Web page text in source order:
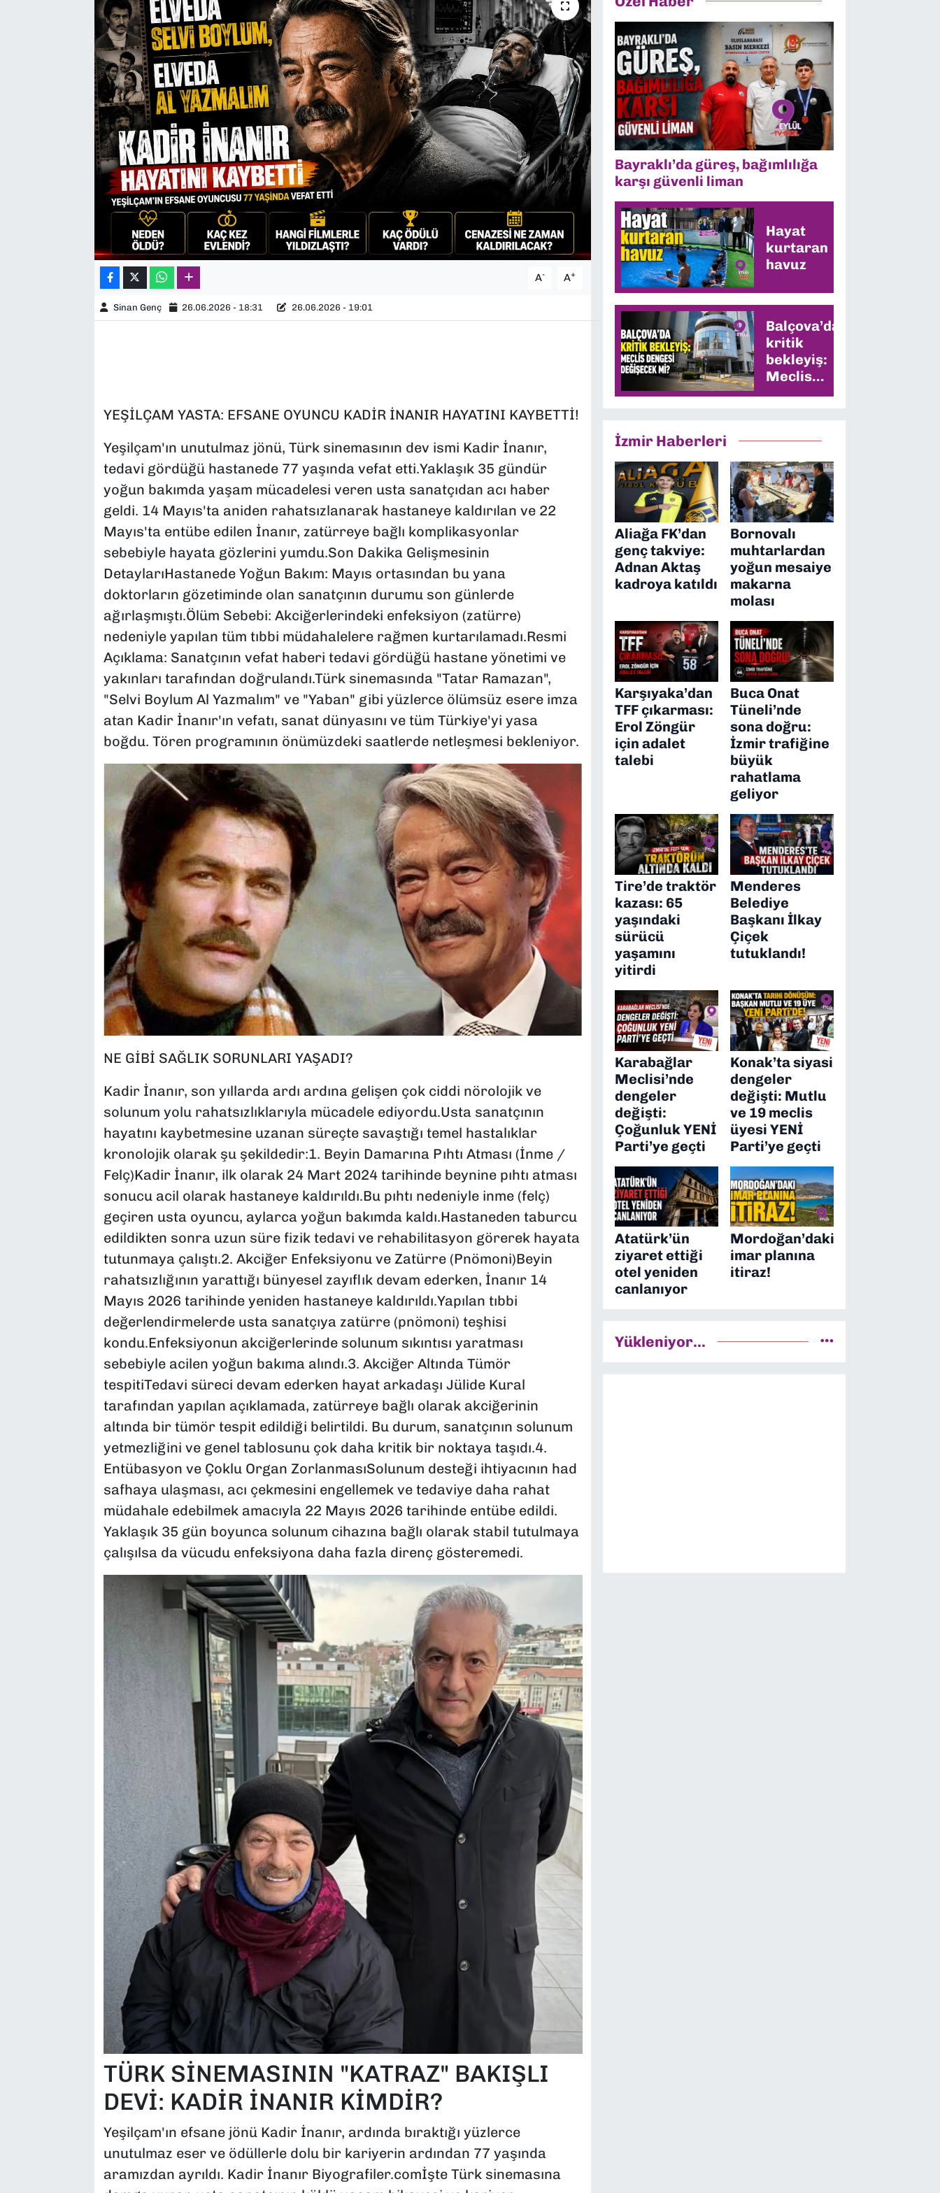
A- A+
Sinan Genç 26.06.2026 - 18:31 26.06.2026 - 19:01
YEŞİLÇAM YASTA: EFSANE OYUNCU KADİR İNANIR HAYATINI KAYBETTİ!
Yeşilçam'ın unutulmaz jönü, Türk sinemasının dev ismi Kadir İnanır,
tedavi gördüğü hastanede 77 yaşında vefat etti.Yaklaşık 35 gündür
yoğun bakımda yaşam mücadelesi veren usta sanatçıdan acı haber
geldi. 14 Mayıs'ta aniden rahatsızlanarak hastaneye kaldırılan ve 22
Mayıs'ta entübe edilen İnanır, zatürreye bağlı komplikasyonlar
sebebiyle hayata gözlerini yumdu.Son Dakika Gelişmesinin
DetaylarıHastanede Yoğun Bakım: Mayıs ortasından bu yana
doktorların gözetiminde olan sanatçının durumu son günlerde
ağırlaşmıştı.Ölüm Sebebi: Akciğerlerindeki enfeksiyon (zatürre)
nedeniyle yapılan tüm tıbbi müdahalelere rağmen kurtarılamadı.Resmi
Açıklama: Sanatçının vefat haberi tedavi gördüğü hastane yönetimi ve
yakınları tarafından doğrulandı.Türk sinemasında "Tatar Ramazan",
"Selvi Boylum Al Yazmalım" ve "Yaban" gibi yüzlerce ölümsüz esere imza
atan Kadir İnanır'ın vefatı, sanat dünyasını ve tüm Türkiye'yi yasa
boğdu. Tören programının önümüzdeki saatlerde netleşmesi bekleniyor.
NE GİBİ SAĞLIK SORUNLARI YAŞADI?
Kadir İnanır, son yıllarda ardı ardına gelişen çok ciddi nörolojik ve
solunum yolu rahatsızlıklarıyla mücadele ediyordu.Usta sanatçının
hayatını kaybetmesine uzanan süreçte savaştığı temel hastalıklar
kronolojik olarak şu şekildedir:1. Beyin Damarına Pıhtı Atması (İnme /
Felç)Kadir İnanır, ilk olarak 24 Mart 2024 tarihinde beynine pıhtı atması
sonucu acil olarak hastaneye kaldırıldı.Bu pıhtı nedeniyle inme (felç)
geçiren usta oyuncu, aylarca yoğun bakımda kaldı.Hastaneden taburcu
edildikten sonra uzun süre fizik tedavi ve rehabilitasyon görerek hayata
tutunmaya çalıştı.2. Akciğer Enfeksiyonu ve Zatürre (Pnömoni)Beyin
rahatsızlığının yarattığı bünyesel zayıflık devam ederken, İnanır 14
Mayıs 2026 tarihinde yeniden hastaneye kaldırıldı.Yapılan tıbbi
değerlendirmelerde usta sanatçıya zatürre (pnömoni) teşhisi
kondu.Enfeksiyonun akciğerlerinde solunum sıkıntısı yaratması
sebebiyle acilen yoğun bakıma alındı.3. Akciğer Altında Tümör
tespitiTedavi süreci devam ederken hayat arkadaşı Jülide Kural
tarafından yapılan açıklamada, zatürreye bağlı olarak akciğerinin
altında bir tümör tespit edildiği belirtildi. Bu durum, sanatçının solunum
yetmezliğini ve genel tablosunu çok daha kritik bir noktaya taşıdı.4.
Entübasyon ve Çoklu Organ ZorlanmasıSolunum desteği ihtiyacının had
safhaya ulaşması, acı çekmesini engellemek ve tedaviye daha rahat
müdahale edebilmek amacıyla 22 Mayıs 2026 tarihinde entübe edildi.
Yaklaşık 35 gün boyunca solunum cihazına bağlı olarak stabil tutulmaya
çalışılsa da vücudu enfeksiyona daha fazla direnç gösteremedi.
TÜRK SİNEMASININ "KATRAZ" BAKIŞLI
DEVİ: KADİR İNANIR KİMDİR?
Yeşilçam'ın efsane jönü Kadir İnanır, ardında bıraktığı yüzlerce
unutulmaz eser ve ödüllerle dolu bir kariyerin ardından 77 yaşında
aramızdan ayrıldı. Kadir İnanır Biyografiler.comİşte Türk sinemasına
Bayraklı’da güreş, bağımlılığa
karşı güvenli liman
Hayat
kurtaran
havuz
Balçova’da
kritik
bekleyiş:
Meclis
dengesi
İzmir Haberleri
Aliağa FK’dan
genç takviye:
Adnan Aktaş
kadroya katıldı
Bornovalı
muhtarlardan
yoğun mesaiye
makarna
molası
Karşıyaka’dan
TFF çıkarması:
Erol Zöngür
için adalet
talebi
Buca Onat
Tüneli’nde
sona doğru:
İzmir trafiğine
büyük
rahatlama
geliyor
Tire’de traktör
kazası: 65
yaşındaki
sürücü
yaşamını
yitirdi
Menderes
Belediye
Başkanı İlkay
Çiçek
tutuklandı!
Karabağlar
Meclisi’nde
dengeler
değişti:
Çoğunluk YENİ
Parti’ye geçti
Konak’ta siyasi
dengeler
değişti: Mutlu
ve 19 meclis
üyesi YENİ
Parti’ye geçti
Atatürk’ün
ziyaret ettiği
otel yeniden
canlanıyor
Mordoğan’daki
imar planına
itiraz!
Yükleniyor...
TEKNOLOJİ
YEREL YÖNETİMLER